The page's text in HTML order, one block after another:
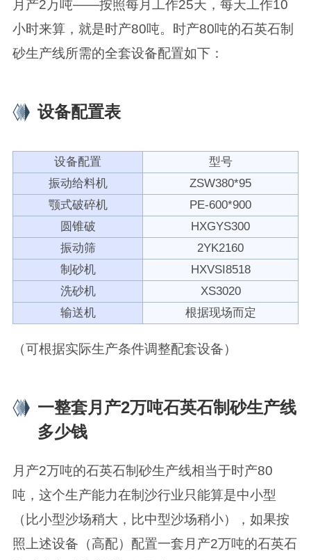
月产2万吨——按照每月工作25天，每天工作10
小时来算，就是时产80吨。时产80吨的石英石制
砂生产线所需的全套设备配置如下：
设备配置表
设备配置
型号
振动给料机
ZSW380*95
颚式破碎机
PE-600*900
圆锥破
HXGYS300
振动筛
2YK2160
制砂机
HXVSI8518
洗砂机
XS3020
输送机
根据现场而定
（可根据实际生产条件调整配套设备）
一整套月产2万吨石英石制砂生产线
多少钱
月产2万吨的石英石制砂生产线相当于时产80
吨，这个生产能力在制沙行业只能算是中小型
（比小型沙场稍大，比中型沙场稍小），如果按
照上述设备（高配）配置一套月产2万吨的石英石